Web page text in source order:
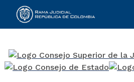
Rama Judicial